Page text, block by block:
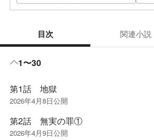
目次 関連小説
1〜30
第1話 地獄
2026年4月8日公開
第2話 無実の罪①
2026年4月9日公開